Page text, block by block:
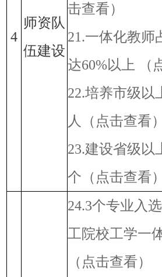
4
师资队
伍建设
击查看）
21.一体化教师
达60%以上
（
22.培养市级以
人
（点击查看）
23.建设省级以
个 （点击查看）
24.3个专业入
工院校工学一
（点击查看）